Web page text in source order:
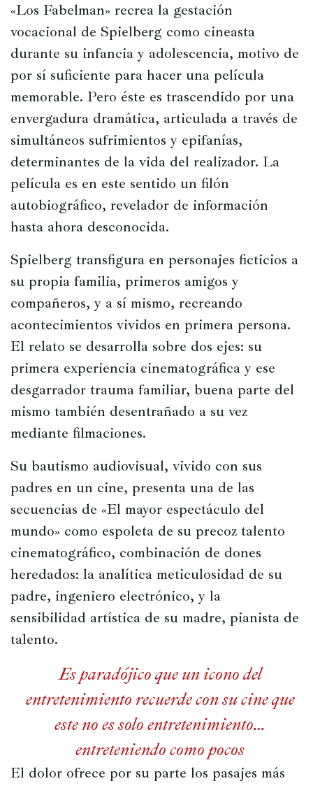
«Los Fabelman» recrea la gestación
vocacional de Spielberg como cineasta
durante su infancia y adolescencia, motivo de
por sí suficiente para hacer una película
memorable. Pero éste es trascendido por una
envergadura dramática, articulada a través de
simultáneos sufrimientos y epifanías,
determinantes de la vida del realizador. La
película es en este sentido un filón
autobiográfico, revelador de información
hasta ahora desconocida.
Spielberg transfigura en personajes ficticios a
su propia familia, primeros amigos y
compañeros, y a sí mismo, recreando
acontecimientos vividos en primera persona.
El relato se desarrolla sobre dos ejes: su
primera experiencia cinematográfica y ese
desgarrador trauma familiar, buena parte del
mismo también desentrañado a su vez
mediante filmaciones.
Su bautismo audiovisual, vivido con sus
padres en un cine, presenta una de las
secuencias de «El mayor espectáculo del
mundo» como espoleta de su precoz talento
cinematográfico, combinación de dones
heredados: la analítica meticulosidad de su
padre, ingeniero electrónico, y la
sensibilidad artística de su madre, pianista de
talento.
Es paradójico que un icono del
entretenimiento recuerde con su cine que
este no es solo entretenimiento…
entreteniendo como pocos
El dolor ofrece por su parte los pasajes más